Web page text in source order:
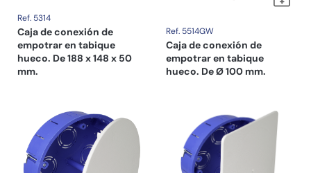
Ref. 5314
Caja de conexión de
empotrar en tabique
hueco. De 188 x 148 x 50
mm.
Ref. 5514GW
Caja de conexión de
empotrar en tabique
hueco. De Ø 100 mm.